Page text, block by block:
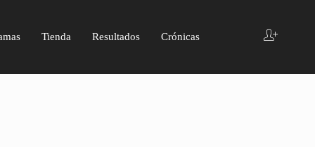
Tienda Resultados Crónicas